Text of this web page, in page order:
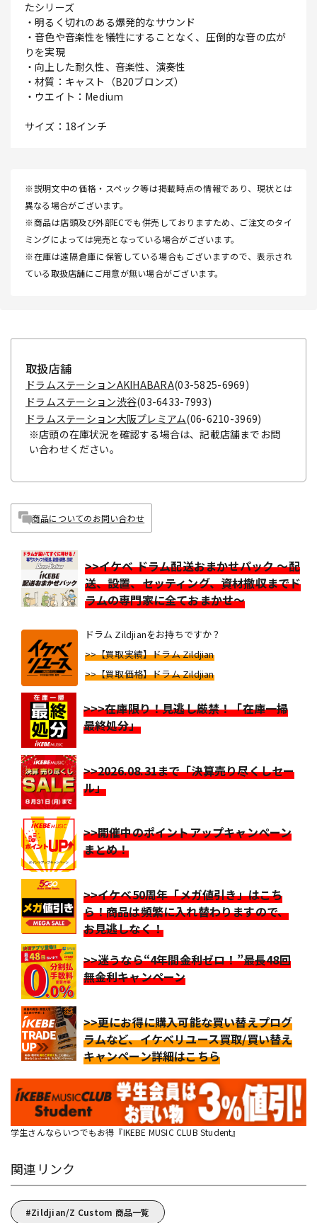
たシリーズ
・明るく切れのある爆発的なサウンド
・音色や音楽性を犠牲にすることなく、圧倒的な音の広が
りを実現
・向上した耐久性、音楽性、演奏性
・材質：キャスト（B20ブロンズ）
・ウエイト：Medium
サイズ：18インチ
※説明文中の価格・スペック等は掲載時点の情報であり、現状とは
異なる場合がございます。
※商品は店頭及び外部ECでも併売しておりますため、ご注文のタイ
ミングによっては完売となっている場合がございます。
※在庫は遠隔倉庫に保管している場合もございますので、表示され
ている取扱店舗にご用意が無い場合がございます。
取扱店舗
ドラムステーションAKIHABARA(03-5825-6969)
ドラムステーション渋谷(03-6433-7993)
ドラムステーション大阪プレミアム(06-6210-3969)
※店頭の在庫状況を確認する場合は、記載店舗までお問
い合わせください。
商品についてのお問い合わせ
>>イケベ ドラム配送おまかせパック ～配
送、設置、セッティング、資材撤収までド
ラムの専門家に全ておまかせ～
ドラム Zildjianをお持ちですか？
>>【買取実績】ドラム Zildjian
>>【買取価格】ドラム Zildjian
>>>在庫限り！見逃し厳禁！「在庫一掃
最終処分」
>>2026.08.31まで「決算売り尽くしセー
ル」
>>開催中のポイントアップキャンペーン
まとめ！
>>イケベ50周年「メガ値引き」はこち
ら！商品は頻繁に入れ替わりますので、
お見逃しなく！
>>迷うなら“4年間金利ゼロ！”最長48回
無金利キャンペーン
>>更にお得に購入可能な買い替えプログ
ラムなど、イケベリユース買取/買い替え
キャンペーン詳細はこちら
学生さんならいつでもお得『IKEBE MUSIC CLUB Student』
関連リンク
Zildjian/Z Custom 商品一覧